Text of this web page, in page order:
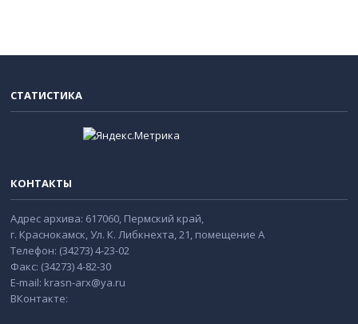
СТАТИСТИКА
КОНТАКТЫ
Адрес архива: 617060, Пермский край,
г. Краснокамск, Ул. К. Либкнехта, 21, помещение А
Телефон: (34273) 4-23-02
Факс: (34273) 4-82-30
E-mail: krasn-arx@ya.ru
ВКонтакте: